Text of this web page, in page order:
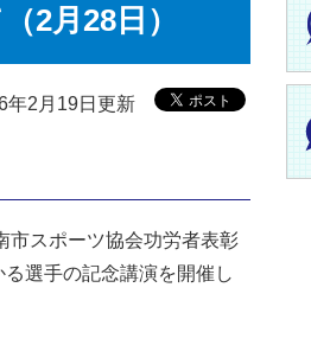
2月28日）
年2月19日更新
市スポーツ協会功労者表彰
選手の記念講演を開催し